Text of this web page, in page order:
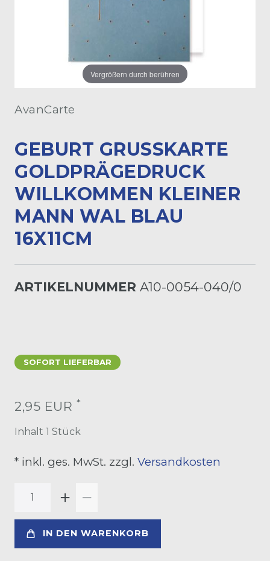
Vergrößern durch berühren
AvanCarte
GEBURT GRUSSKARTE G
OLDPRÄGEDRUCK W
ILLKOMMEN KLEINER M
ANN WAL BLAU 1
6X11CM
ARTIKELNUMMER A10-0054-040/0
SOFORT LIEFERBAR
2,95 EUR *
Inhalt 1 Stück
* inkl. ges. MwSt. zzgl. Versandkosten
IN DEN WARENKORB